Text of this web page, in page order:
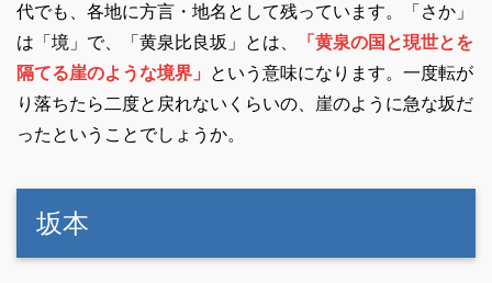
代でも、各地に方言・地名として残っています。「さか」
は「境」で、「黄泉比良坂」とは、
「黄泉の国と現世とを
隔てる崖のような境界」
という意味になります。一度転が
り落ちたら二度と戻れないくらいの、崖のように急な坂だ
ったということでしょうか。
坂本